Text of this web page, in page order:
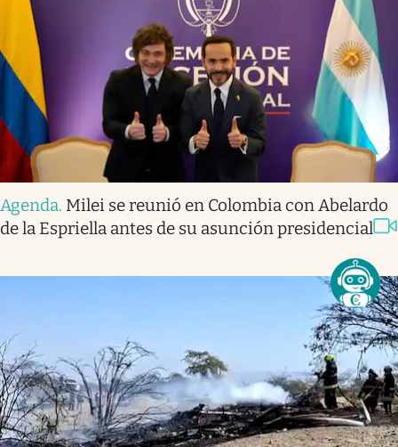
Agenda. Milei se reunió en Colombia con Abelardo
de la Espriella antes de su asunción presidencial